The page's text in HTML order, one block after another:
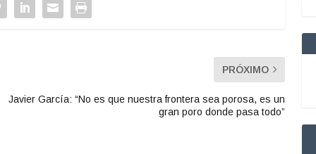
PRÓXIMO
Javier García: “No es que nuestra frontera sea porosa, es un
gran poro donde pasa todo”